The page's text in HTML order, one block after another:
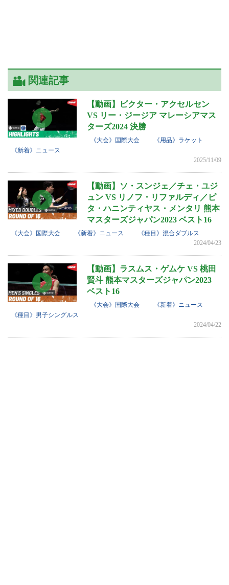
関連記事
【動画】ビクター・アクセルセン
VS リー・ジージア マレーシアマス
ターズ2024 決勝
《大会》国際大会
《用品》ラケット
《新着》ニュース
2025/11/09
【動画】ソ・スンジェ／チェ・ユジ
ュン VS リノフ・リファルディ／ピ
タ・ハニンティヤス・メンタリ 熊本
マスターズジャパン2023 ベスト16
《大会》国際大会 《新着》ニュース
《種目》混合ダブルス
2024/04/23
【動画】ラスムス・ゲムケ VS 桃田
賢斗 熊本マスターズジャパン2023
ベスト16
《大会》国際大会
《新着》ニュース
《種目》男子シングルス
2024/04/22